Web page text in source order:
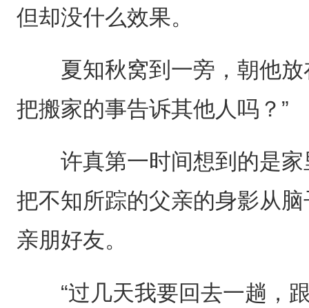
但却没什么效果。
夏知秋窝到一旁，朝他放
把搬家的事告诉其他人吗？”
许真第一时间想到的是家
把不知所踪的父亲的身影从
亲朋好友。
“过几天我要回去一趟，跟